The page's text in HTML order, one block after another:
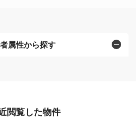
属性から探す
閲覧した物件